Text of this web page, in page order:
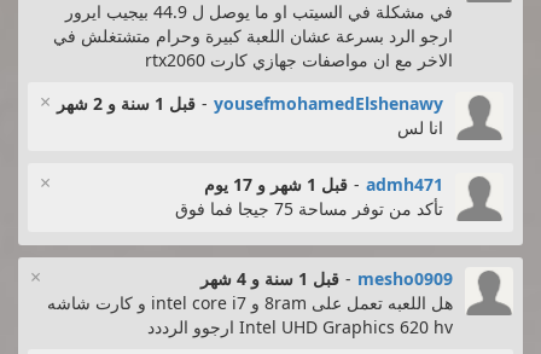
في مشكلة في السيتب او ما يوصل ل 44.9 بيجيب ايرور
ارجو الرد بسرعة عشان اللعبة كبيرة وحرام متشتغلش في
الاخر مع ان مواصفات جهازي كارت rtx2060
× yousefmohamedElshenawy
- قبل 1 سنة و 2 شهر
انا لس
× admh471
- قبل 1 شهر و 17 يوم
تأكد من توفر مساحة 75 جيجا فما فوق
× mesho0909
- قبل 1 سنة و 4 شهر
هل اللعبه تعمل على 8ram و intel core i7 و كارت شاشه
Intel UHD Graphics 620 hv ارجوو الرددد